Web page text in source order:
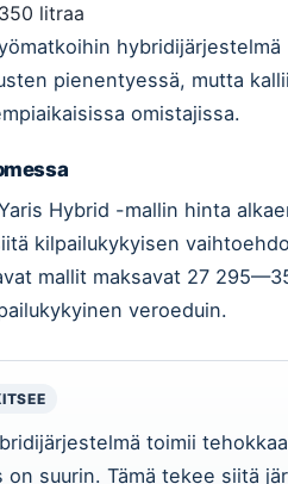
litraa
pienentyessä, mutta
omistajissa.
Hybrid -mallin hinta
kilpailukykyisen
mallit maksavat 27
veroeduin.
toimii
on suurin. Tämä tekee siitä